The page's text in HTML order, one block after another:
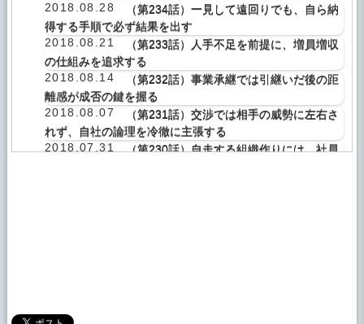
2018.08.28
（第234話）一見して遠回りでも、自ら納
得する手順で必ず結果を出す
2018.08.21
（第233話）人手不足を前提に、増員増収
の仕組みを追求する
2018.08.14
（第232話）事業承継では引継いだ後の距
離感が成否の鍵を握る
2018.08.07
（第231話）交渉では相手の威勢に左右さ
れず、自社の論理を冷徹に主張する
2018.07.31
（第230話）自走する組織作りには、社員